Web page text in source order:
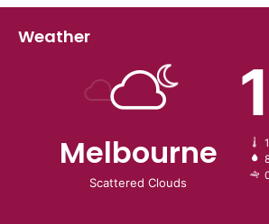
Weather
Melbourne
Scattered Clouds